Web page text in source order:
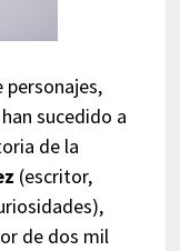
personajes,
sucedido a
de la
(escritor,
de dos mil